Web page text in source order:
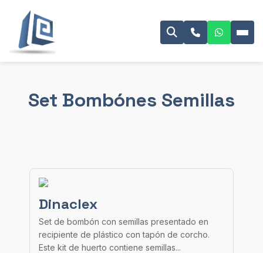
Set Bombónes Semillas
Dinaclex
Set de bombón con semillas presentado en
recipiente de plástico con tapón de corcho.
Este kit de huerto contiene semillas...